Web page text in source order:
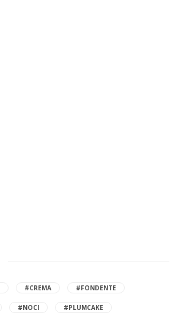
#CREMA #FONDENTE
#NOCI #PLUMCAKE